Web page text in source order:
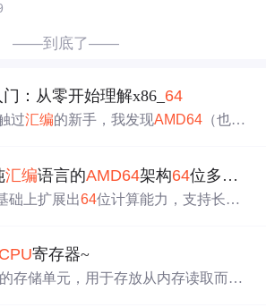
——到底了——
门：从零开始理解x86_ 64
过汇编的新手，我发现AMD64 （也就
到同样想入门的朋友。刚开始我尝试
置起来特别麻烦。最让我惊喜的是，
适合像我这样想专注
内置的 汇编
环境可以直接在浏览器里
能实时看到寄存器状态变化。
汇编语言的AMD64架构64位多任务操作系统内核实现
础上扩展出64位计算能力，支持长模
用寄存器，提升数据处理并行性。分
实模式到保护模式再到长模式的切换
CPU寄存器~
存储单元，用于存放从内存读取而来